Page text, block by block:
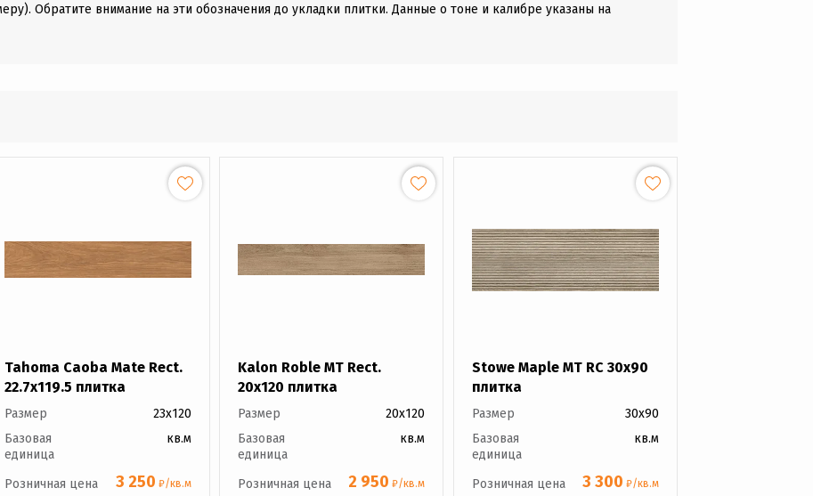
Обратите внимание на эти обозначения до укладки плитки. Данные о тоне и калибре указаны на
Tahoma Caoba Mate Rect.
22.7x119.5 плитка
Размер
23x120
Базовая
единица
кв.м
Розничная цена 3 250 ₽/кв.м
Kalon Roble MT Rect.
20x120 плитка
Размер
20x120
Базовая
единица
кв.м
Розничная цена 2 950 ₽/кв.м
Stowe Maple MT RC 30x90
плитка
Размер
30x90
Базовая
единица
кв.м
Розничная цена 3 300 ₽/кв.м